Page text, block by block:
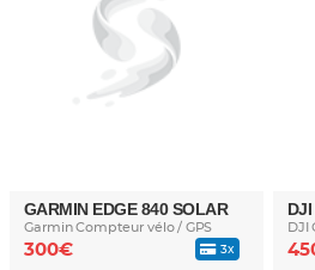
GARMIN EDGE 840 SOLAR
Garmin Compteur vélo / GPS
3x
300€
DJI